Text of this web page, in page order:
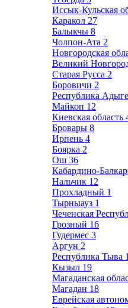
Иссык-Кульская
Каракол 27
Балыкчы 8
Чолпон-Ата 2
Новгородская
Великий
Старая Русса 2
Боровичи 2
Республика
Майкоп 12
Киевская область
Бровары 8
Ирпень 4
Боярка 2
Ош 36
Кабардино-
Нальчик 12
Прохладный 1
Тырныауз 1
Чеченская
Грозный 16
Гудермес 3
Аргун 2
Республика Тыва
Кызыл 19
Магаданская
Магадан 18
Еврейская